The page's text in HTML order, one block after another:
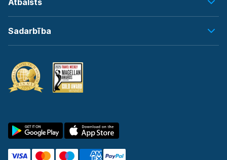
Atbalsts
Sadarbība